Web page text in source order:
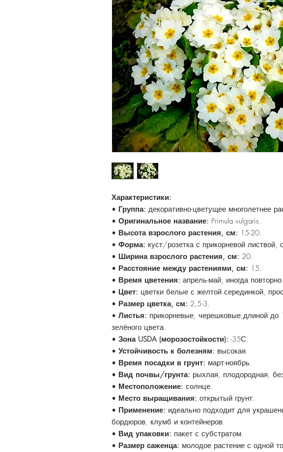
Характеристики:
• Группа: декоративно-цветущее многолетнее
• Оригинальное название: Primula vulgaris.
• Высота взрослого растения, см: 15-20.
• Форма: куст/розетка с прикорневой листвой,
• Ширина взрослого растения, см: 20.
• Расстояние между растениями, см: 15.
• Время цветения: апрель-май, иногда
• Цвет: цветки белые с желтой серединкой,
• Размер цветка, см: 2,5-3.
• Листья: прикорневые, черешковые,длиной
зелёного цвета.
• Зона USDA (морозостойкости): -35С.
• Устойчивость к болезням: высокая.
• Время посадки в грунт: март-ноябрь.
• Вид почвы/грунта: рыхлая, плодородная,
• Местоположение: солнце.
• Место выращивания: открытый грунт.
• Применение: идеально подходит для
бордюров, клумб и контейнеров.
• Вид упаковки: пакет с субстратом.
• Размер саженца: молодое растение с одной